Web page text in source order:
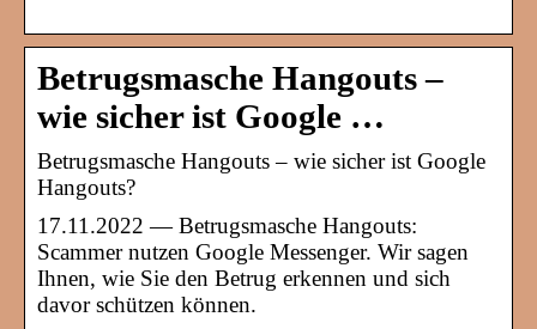
Betrugsmasche Hangouts –
wie sicher ist Google …
Betrugsmasche Hangouts – wie sicher ist Google
Hangouts?
17.11.2022 — Betrugsmasche Hangouts:
Scammer nutzen Google Messenger. Wir sagen
Ihnen, wie Sie den Betrug erkennen und sich
davor schützen können.